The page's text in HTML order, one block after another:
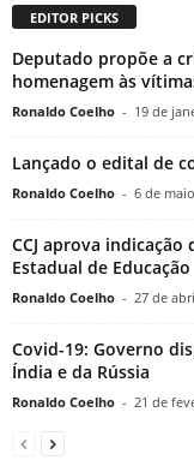
EDITOR PICKS
Deputado propõe a
homenagem às
Ronaldo Coelho - 19 de
Lançado o edital de
Ronaldo Coelho - 6 de
CCJ aprova
Estadual de Educação
Ronaldo Coelho - 27 de
Covid-19: Governo
Índia e da Rússia
Ronaldo Coelho - 21 de